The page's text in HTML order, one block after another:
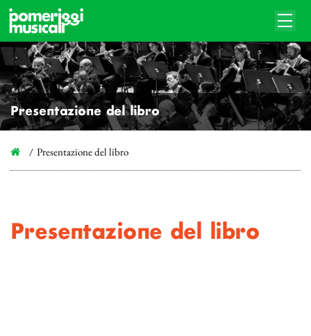
Presentazione del libro
Presentazione del libro
Presentazione del libro